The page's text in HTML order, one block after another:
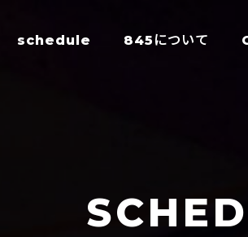
schedule 845について